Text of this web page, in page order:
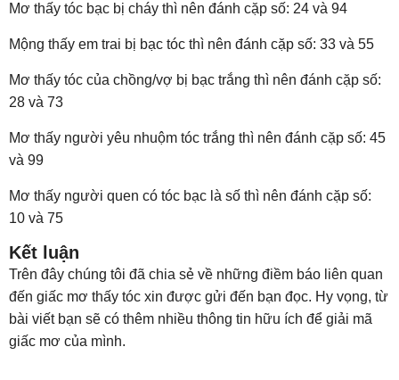
Mơ thấy tóc bạc bị cháy thì nên đánh cặp số: 24 và 94
Mộng thấy em trai bị bạc tóc thì nên đánh cặp số: 33 và 55
Mơ thấy tóc của chồng/vợ bị bạc trắng thì nên đánh cặp số:
28 và 73
Mơ thấy người yêu nhuộm tóc trắng thì nên đánh cặp số: 45
và 99
Mơ thấy người quen có tóc bạc là số thì nên đánh cặp số:
10 và 75
Kết luận
Trên đây chúng tôi đã chia sẻ về những điềm báo liên quan
đến giấc mơ thấy tóc xin được gửi đến bạn đọc. Hy vọng, từ
bài viết bạn sẽ có thêm nhiều thông tin hữu ích để giải mã
giấc mơ của mình.